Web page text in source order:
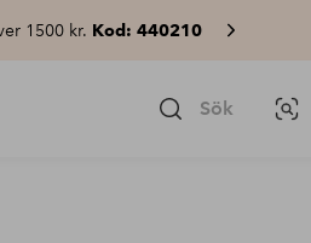
1500 kr. Kod: 440210
Sök